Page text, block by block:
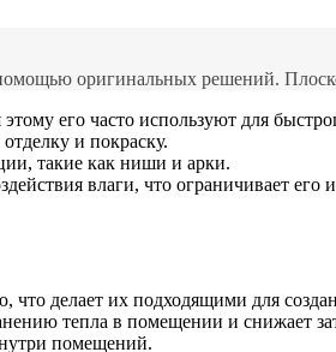
оригинальных решений.
его часто используют для
и покраску.
такие как ниши и арки.
влаги, что ограничивает
делает их подходящими для
тепла в помещении и снижает
помещений.